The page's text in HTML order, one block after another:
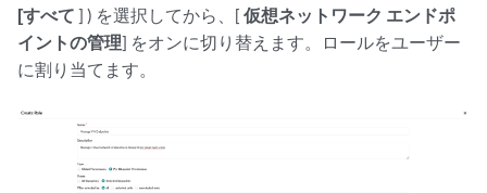
[すべて ] ) を選択してから、[ 仮想ネットワーク エンドポ
イントの管理] をオンに切り替えます。ロールをユーザー
に割り当てます。